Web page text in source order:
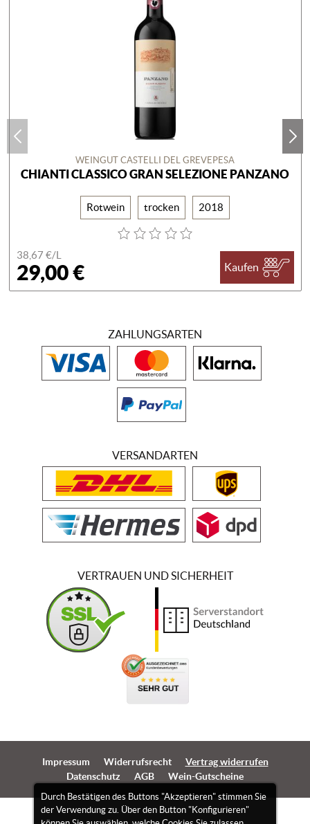
WEINGUT CASTELLI DEL GREVEPESA
CHIANTI CLASSICO GRAN SELEZIONE PANZANO
Rotwein trocken 2018
38,67 €/L
29,00 € Kaufen
Durch Bestätigen des Buttons "Akzeptieren" stimmen Sie
der Verwendung zu. Über den Button "Konfigurieren"
ZAHLUNGSARTEN
VERSANDARTEN
VERTRAUEN UND SICHERHEIT
Impressum Widerrufsrecht
Vertrag widerrufen
Datenschutz
AGB Wein-Gutscheine